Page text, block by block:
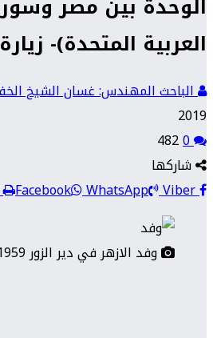
الوحدة بين مصر
العربية المتحدة)-
الباحث المهندس: غسان الشيخ
2019
0
شاركها
Facebook
WhatsApp Viber
وفد الازهر في دير الزور 1959